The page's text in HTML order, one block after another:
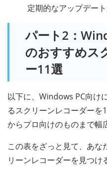
定期的なアップデー
パート2：
のおすすめス
ー11選
以下に、Windows PC向け
るスクリーンレコーダー
からプロ向けのものまで幅
この表をざっと見て、あな
リーンレコーダーを見つけ